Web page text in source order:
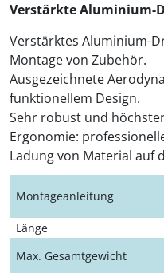
Verstärkte Aluminium-
Verstärktes Aluminium-
Montage von Zubehör.
Ausgezeichnete
funktionellem Design.
Sehr robust und
Ergonomie:
Ladung von Material auf
Montageanleitung
Länge
Max. Gesamtgewicht